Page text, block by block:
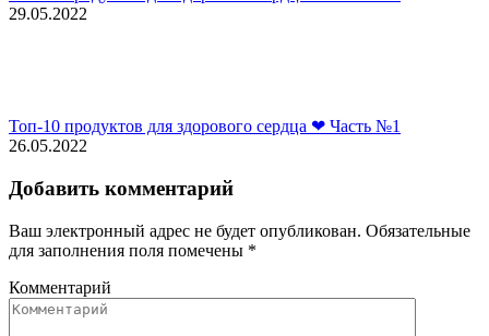
29.05.2022
Топ-10 продуктов для здорового сердца ❤ Часть №1
26.05.2022
Добавить комментарий
Ваш электронный адрес не будет опубликован. Обязательные
для заполнения поля помечены *
Комментарий